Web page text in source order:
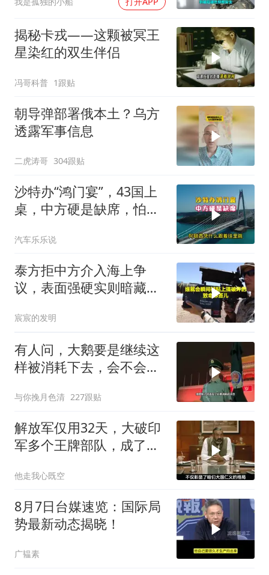
揭秘卡戎——这颗被冥王
星染红的双生伴侣
冯哥科普 1跟贴
朝导弹部署俄本土？乌方
透露军事信息
二虎涛哥 304跟贴
沙特办“鸿门宴”，43国上
桌，中方硬是缺席，怕得
汽车乐乐说
泰方拒中方介入海上争
议，表面强硬实则暗藏玄
宸宸的发明
有人问，大鹅要是继续这
样被消耗下去，会不会灭
与你挽月色清 227跟贴
解放军仅用32天，大破印
军多个王牌部队，成了印
他走我心既空
8月7日台媒速览：国际局
势最新动态揭晓！
广韫素